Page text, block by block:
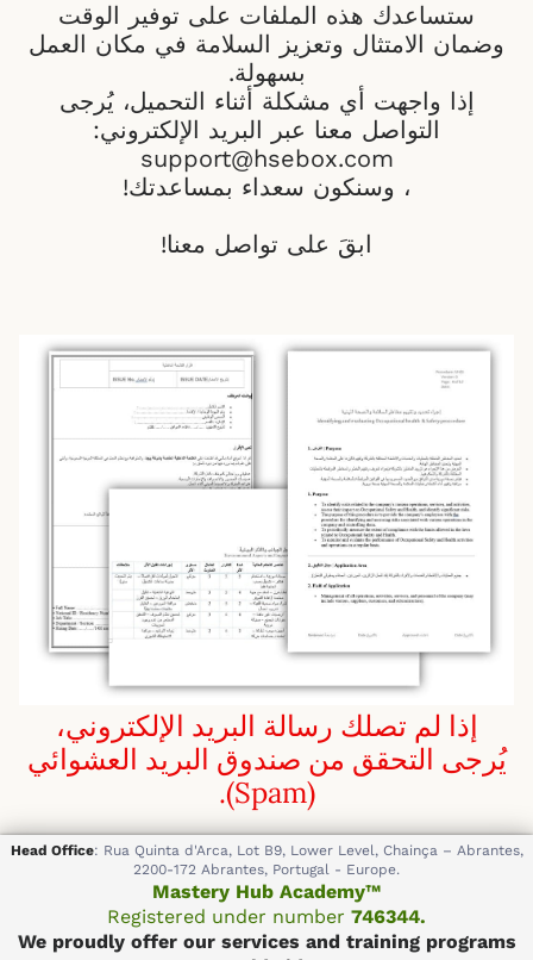
ستساعدك هذه الملفات على توفير الوقت
وضمان الامتثال وتعزيز السلامة في مكان العمل
بسهولة.
إذا واجهت أي مشكلة أثناء التحميل، يُرجى
التواصل معنا عبر البريد الإلكتروني:
support@hsebox.com
، وسنكون سعداء بمساعدتك!
ابقَ على تواصل معنا!
إذا لم تصلك رسالة البريد الإلكتروني،
يُرجى التحقق من صندوق البريد العشوائي
(Spam).
Head Office: Rua Quinta d'Arca, Lot B9, Lower Level, Chainça – Abrantes,
2200-172 Abrantes, Portugal - Europe.
Mastery Hub Academy™
Registered under number 746344.
We proudly offer our services and training programs